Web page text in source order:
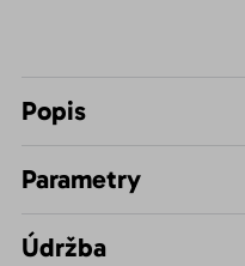
Popis
Parametry
Údržba